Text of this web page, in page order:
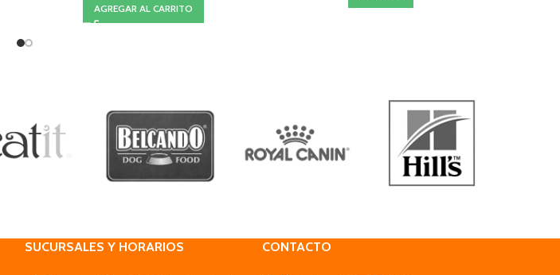
AGREGAR AL CARRITO
SUCURSALES Y HORARIOS CONTACTO